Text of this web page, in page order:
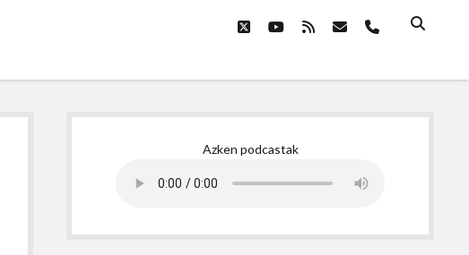
twitteryoutube
rss emailphone
Azken podcastak